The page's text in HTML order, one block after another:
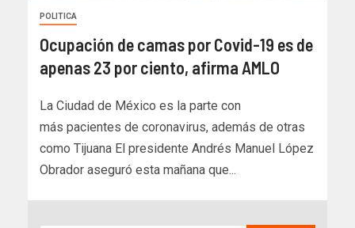
POLITICA
Ocupación de camas por Covid-19 es de
apenas 23 por ciento, afirma AMLO
La Ciudad de México es la parte con
más pacientes de coronavirus, además de otras
como Tijuana El presidente Andrés Manuel López
Obrador aseguró esta mañana que...